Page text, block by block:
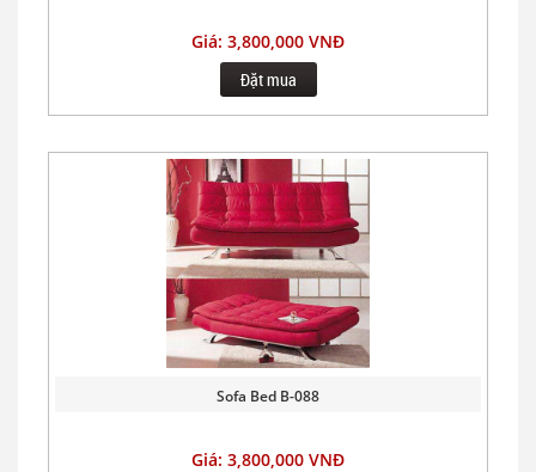
Giá: 3,800,000 VNĐ
Đặt mua
Sofa Bed B-088
Giá: 3,800,000 VNĐ